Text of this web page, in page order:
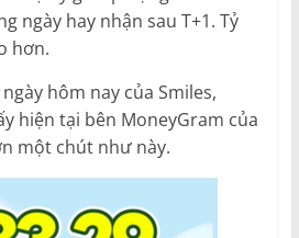
ngày hay nhận sau T+1. Tỷ
hơn.
hôm nay của Smiles,
hiện tại bên MoneyGram của
một chút như này.